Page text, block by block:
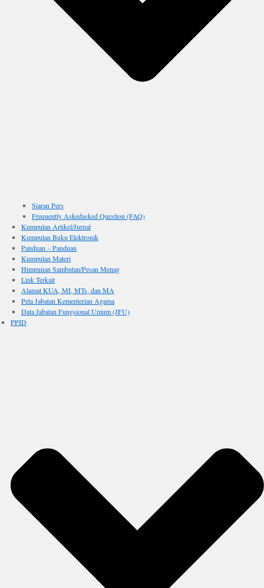
Siaran Pers
Frequently Askedasked Question (FAQ)
Kumpulan Artikel/Jurnal
Kumpulan Buku Elektronik
Panduan – Panduan
Kumpulan Materi
Himpunan Sambutan/Pesan Menag
Link Terkait
Alamat KUA, MI, MTs, dan MA
Peta Jabatan Kementerian Agama
Data Jabatan Fungsional Umum (JFU)
PPID